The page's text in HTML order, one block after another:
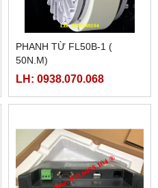
PHANH TỪ FL50B-1 (
50N.M)
LH: 0938.070.068